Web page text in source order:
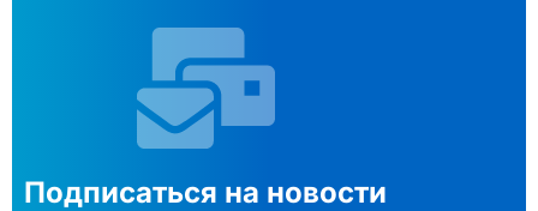
Подписаться на новости